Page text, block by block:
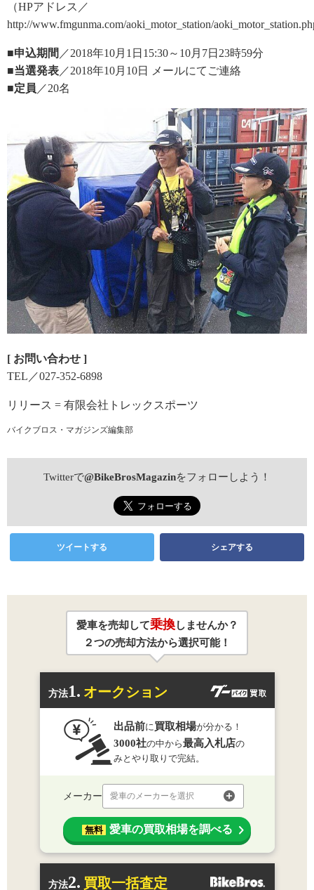
（HPアドレス／
http://www.fmgunma.com/aoki_motor_station/
■申込期間 ／2018年10月1日15:30～10月7日23時59分
■当選発表 ／2018年10月10日 メールにてご連絡
■定員 ／20名
[ お問い合わせ ]
TEL／027‐352‐6898
リリース = 有限会社トレックスポーツ
バイクブロス・マガジンズ編集部
Twitterで@BikeBrosMagazinをフォローしよう！
ツイートする シェアする
愛車を売却して乗換しませんか？
２つの売却方法から選択可能！
方法1. オークション
出品前に買取相場が分かる！
3000社の中から最高入札店の
みとやり取りで完結。
メーカー 愛車のメーカーを選択
無料 愛車の買取相場を調べる
方法2. 買取一括査定